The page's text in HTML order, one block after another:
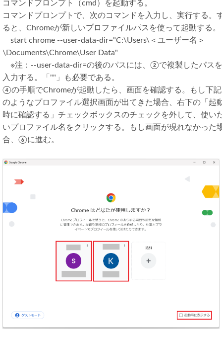
コマンドプロンプト（cmd）を起動する。
コマンドプロンプトで、次のコマンドを入力し、実行する。
ると、Chromeが新しいプロファイルパスを使って起動する。
start chrome --user-data-dir="C:\Users\＜ユーザー名＞
\Documents\Chrome\User Data"
※注：--user-data-dir=の後のパスには、②で複製したパスを
入力する。「""」も必要である。
④の手順でChromeが起動したら、画面を確認する。もし下記
のようなプロファイル選択画面が出てきた場合、右下の「起
時に確認する」チェックボックスのチェックを外して、使い
いプロファイル名をクリックする。もし画面が現れなかった
合、⑥に進む。